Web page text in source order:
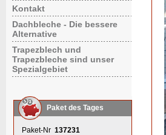
Kontakt
Dachbleche - Die bessere
Alternative
Trapezblech und
Trapezbleche sind unser
Spezialgebiet
Paket des Tages
Paket-Nr 137231